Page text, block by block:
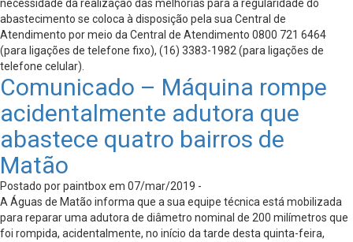
necessidade da realização das melhorias para a regularidade do
abastecimento se coloca à disposição pela sua Central de
Atendimento por meio da Central de Atendimento 0800 721 6464
(para ligações de telefone fixo), (16) 3383-1982 (para ligações de
telefone celular).
Comunicado – Máquina rompe
acidentalmente adutora que
abastece quatro bairros de
Matão
Postado por paintbox em 07/mar/2019 -
A Águas de Matão informa que a sua equipe técnica está mobilizada
para reparar uma adutora de diâmetro nominal de 200 milímetros que
foi rompida, acidentalmente, no início da tarde desta quinta-feira,